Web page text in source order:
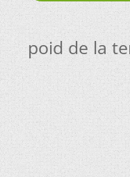
poid de la